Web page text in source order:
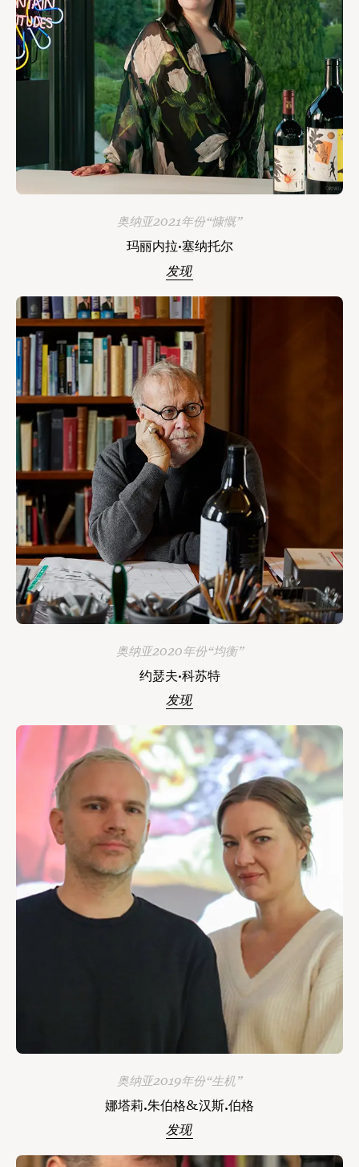
奥纳亚2021年份“慷慨”
玛丽内拉·塞纳托尔
发现
奥纳亚2020年份“均衡”
约瑟夫·科苏特
发现
奥纳亚2019年份“生机”
娜塔莉.朱伯格&汉斯.伯格
发现